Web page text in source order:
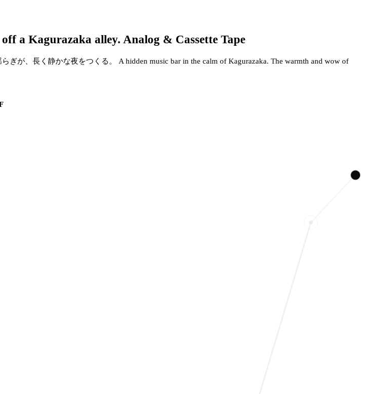
off a Kagurazaka alley. Analog & Cassette Tape
ぎが、長く静かな夜をつくる。
A hidden music bar in the calm of Kagurazaka. The warmth and wow of